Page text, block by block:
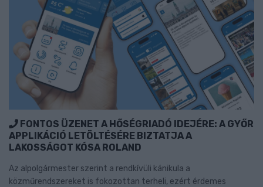
FONTOS ÜZENET A HŐSÉGRIADÓ IDEJÉRE: A GYŐR
APPLIKÁCIÓ LETÖLTÉSÉRE BIZTATJA A
LAKOSSÁGOT KÓSA ROLAND
Az alpolgármester szerint a rendkívüli kánikula a
közműrendszereket is fokozottan terheli, ezért érdemes